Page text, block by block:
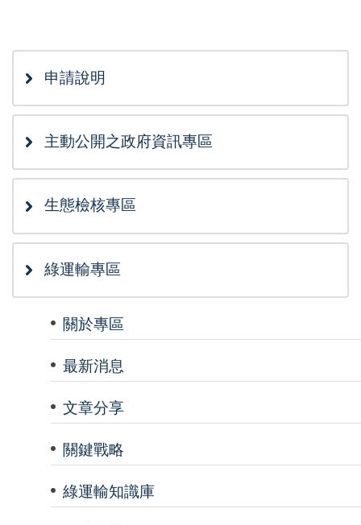
申請說明
主動公開之政府資訊專區
生態檢核專區
綠運輸專區
關於專區
最新消息
文章分享
關鍵戰略
綠運輸知識庫